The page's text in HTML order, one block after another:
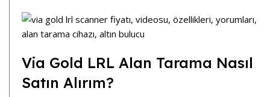
Via Gold LRL Alan Tarama Nasıl
Satın Alırım?